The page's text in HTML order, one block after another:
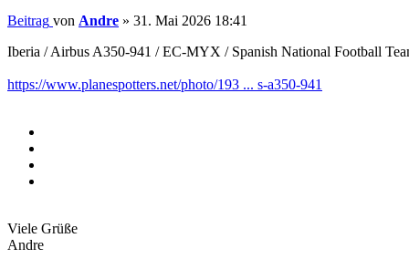
Beitrag von Andre » 31. Mai 2026 18:41
Iberia / Airbus A350-941 / EC-MYX / Spanish National Football
https://www.planespotters.net/photo/193 ... s-a350-941
Viele Grüße
Andre